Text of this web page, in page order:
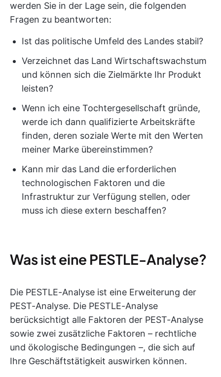
werden Sie in der Lage sein, die folgenden
Fragen zu beantworten:
Ist das politische Umfeld des Landes stabil?
Verzeichnet das Land Wirtschaftswachstum
und können sich die Zielmärkte Ihr Produkt
leisten?
Wenn ich eine Tochtergesellschaft gründe,
werde ich dann qualifizierte Arbeitskräfte
finden, deren soziale Werte mit den Werten
meiner Marke übereinstimmen?
Kann mir das Land die erforderlichen
technologischen Faktoren und die
Infrastruktur zur Verfügung stellen, oder
muss ich diese extern beschaffen?
Was ist eine PESTLE-Analyse?
Die PESTLE-Analyse ist eine Erweiterung der
PEST-Analyse. Die PESTLE-Analyse
berücksichtigt alle Faktoren der PEST-Analyse
sowie zwei zusätzliche Faktoren – rechtliche
und ökologische Bedingungen –, die sich auf
Ihre Geschäftstätigkeit auswirken können.